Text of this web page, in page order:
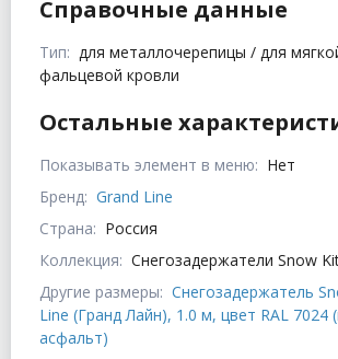
Справочные данные
Тип: для металлочерепицы / для
фальцевой кровли
Остальные
Показывать элемент в меню: Нет
Бренд: Grand Line
Страна: Россия
Коллекция: Снегозадержатели Snow
Другие размеры: Снегозадержатель
Line (Гранд Лайн), 1.0 м, цвет RAL 7024
асфальт)